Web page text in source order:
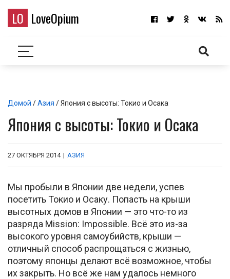
LO LoveOpium
Домой /Азия / Япония с высоты: Токио и Осака
Япония с высоты: Токио и Осака
27 ОКТЯБРЯ 2014 | АЗИЯ
Мы пробыли в Японии две недели, успев
посетить Токио и Осаку. Попасть на крыши
высотных домов в Японии — это что-то из
разряда Mission: Impossible. Всё это из-за
высокого уровня самоубийств, крыши —
отличный способ распрощаться с жизнью,
поэтому японцы делают всё возможное, чтобы
их закрыть. Но всё же нам удалось немного